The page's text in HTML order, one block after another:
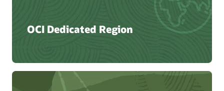
OCI Dedicated Region